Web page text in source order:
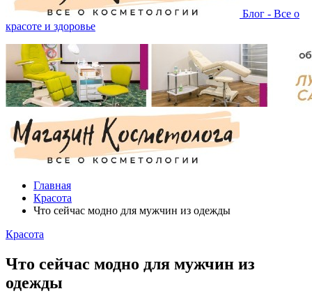
Блог - Все о
красоте и здоровье
Главная
Красота
Что сейчас модно для мужчин из одежды
Красота
Что сейчас модно для мужчин из
одежды